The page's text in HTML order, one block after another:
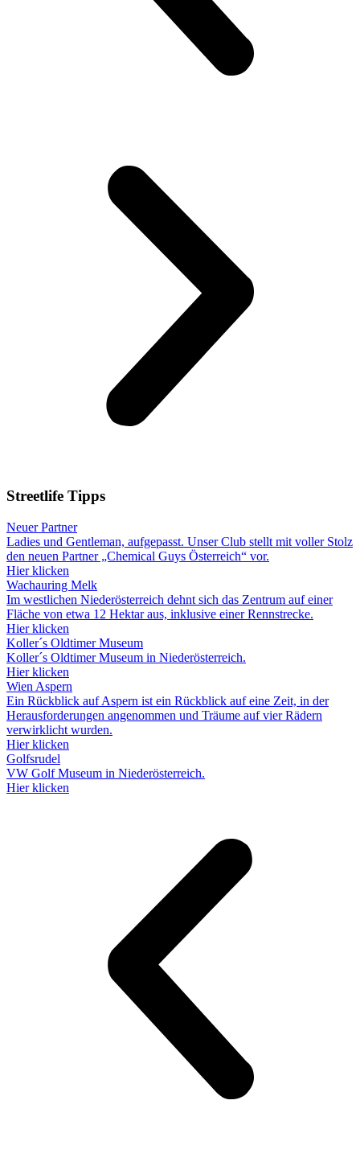
Streetlife Tipps
Neuer Partner
Ladies und Gentleman, aufgepasst. Unser Club stellt mit voller Stolz
den neuen Partner „Chemical Guys Österreich“ vor.
Hier klicken
Wachauring Melk
Im westlichen Niederösterreich dehnt sich das Zentrum auf einer
Fläche von etwa 12 Hektar aus, inklusive einer Rennstrecke.
Hier klicken
Koller´s Oldtimer Museum
Koller´s Oldtimer Museum in Niederösterreich.
Hier klicken
Wien Aspern
Ein Rückblick auf Aspern ist ein Rückblick auf eine Zeit, in der
Herausforderungen angenommen und Träume auf vier Rädern
verwirklicht wurden.
Hier klicken
Golfsrudel
VW Golf Museum in Niederösterreich.
Hier klicken